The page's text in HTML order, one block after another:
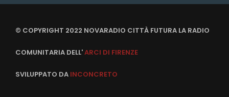
© COPYRIGHT 2022 NOVARADIO CITTÀ FUTURA LA RADIO
COMUNITARIA DELL'ARCI DI FIRENZE
SVILUPPATO DA INCONCRETO